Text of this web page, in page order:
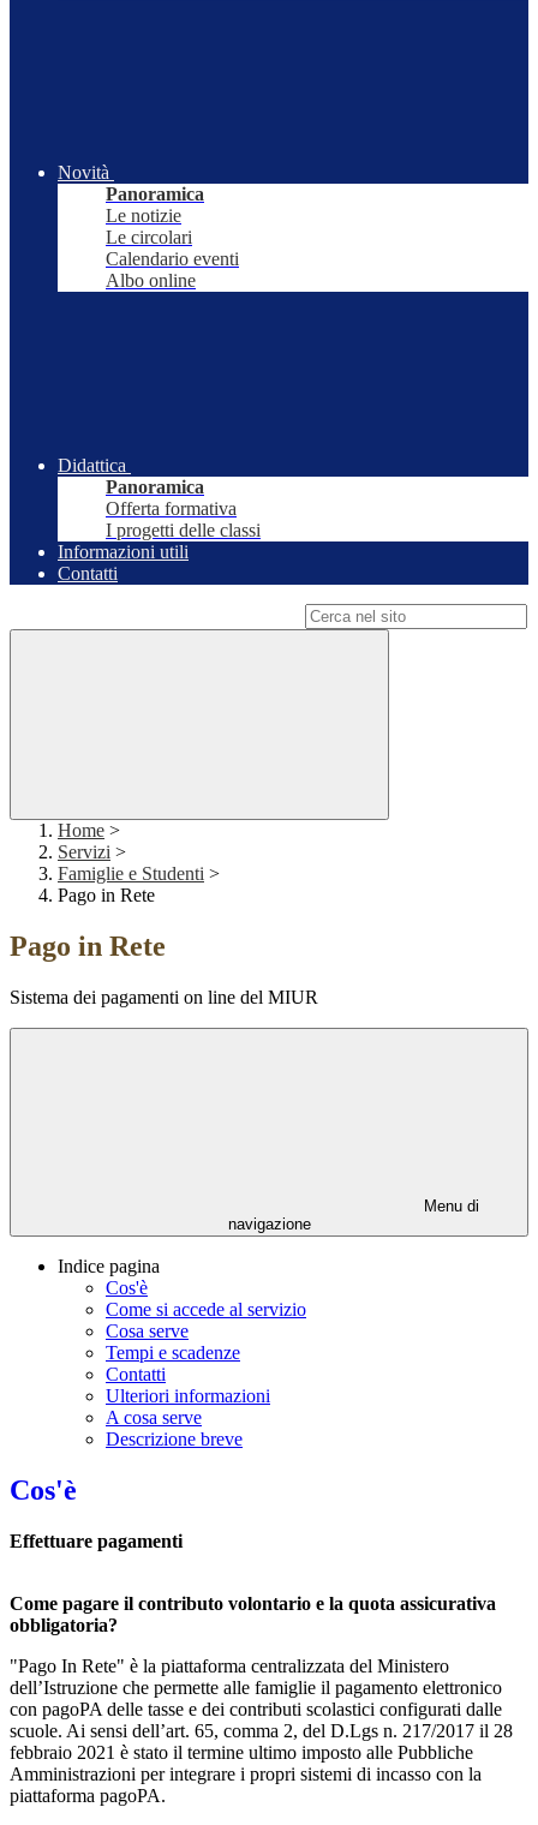
Novità
Panoramica
Le notizie
Le circolari
Calendario eventi
Albo online
Didattica
Panoramica
Offerta formativa
I progetti delle classi
Informazioni utili
Contatti
Home >
Servizi >
Famiglie e Studenti >
Pago in Rete
Pago in Rete
Sistema dei pagamenti on line del MIUR
Menu di
navigazione
Indice pagina
Cos'è
Come si accede al servizio
Cosa serve
Tempi e scadenze
Contatti
Ulteriori informazioni
A cosa serve
Descrizione breve
Cos'è
Effettuare pagamenti
Come pagare il contributo volontario e la quota assicurativa
obbligatoria?
"Pago In Rete" è la piattaforma centralizzata del Ministero
dell’Istruzione che permette alle famiglie il pagamento elettronico
con pagoPA delle tasse e dei contributi scolastici configurati dalle
scuole. Ai sensi dell’art. 65, comma 2, del D.Lgs n. 217/2017 il 28
febbraio 2021 è stato il termine ultimo imposto alle Pubbliche
Amministrazioni per integrare i propri sistemi di incasso con la
piattaforma pagoPA.